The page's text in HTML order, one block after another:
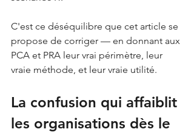
C'est ce déséquilibre que cet article se
propose de corriger — en donnant aux
PCA et PRA leur vrai périmètre, leur
vraie méthode, et leur vraie utilité.
La confusion qui affaiblit
les organisations dès le